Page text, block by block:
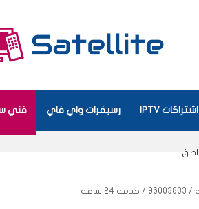
اشتراكات IPTV رسيفرات واي فاي فني
ساعة